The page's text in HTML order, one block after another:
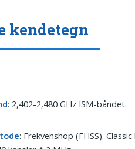
kendetegn
: 2,402-2,480 GHz ISM-båndet.
: Frekvenshop (FHSS).